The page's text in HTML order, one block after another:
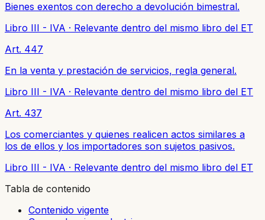
Bienes exentos con derecho a devolución bimestral.
Libro III - IVA · Relevante dentro del mismo libro del ET
Art. 447
En la venta y prestación de servicios, regla general.
Libro III - IVA · Relevante dentro del mismo libro del ET
Art. 437
Los comerciantes y quienes realicen actos similares a
los de ellos y los importadores son sujetos pasivos.
Libro III - IVA · Relevante dentro del mismo libro del ET
Tabla de contenido
Contenido vigente